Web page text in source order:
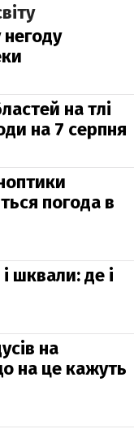
негоду
на тлі
на 7 серпня
погода в
шквали: де і
на
на це кажуть